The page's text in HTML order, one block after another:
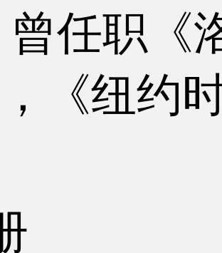
曾任职《
《纽约